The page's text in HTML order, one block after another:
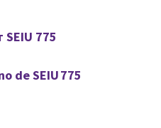
775
de SEIU 775